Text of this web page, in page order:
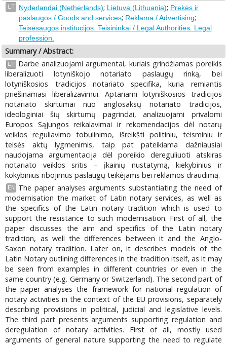
LT Nyderlandai (Netherlands); Lietuva (Lithuania); Prekės ir
paslaugos / Goods and services; Reklama / Advertising;
Teisėsaugos institucijos. Teisininkai / Legal Authorities. Legal
profession.
Summary / Abstract:
LT
Darbe analizuojami argumentai, kuriais grindžiamas poreikis
liberalizuoti lotyniškojo notariato paslaugų rinką, bei
lotyniškosios tradicijos notariato specifika, kuria remiantis
priešinamasi liberalizavimui. Aptariami lotyniškosios tradicijos
notariato skirtumai nuo anglosaksų notariato tradicijos,
ideologiniai šių skirtumų pagrindai, analizuojami privalomi
Europos Sąjungos reikalavimai ir rekomendacijos dėl notarų
veiklos reguliavimo tobulinimo, išreikšti politiniu, teisminiu ir
teisės aktų lygmenimis, taip pat pateikiama dažniausiai
naudojama argumentacija dėl poreikio dereguliuoti atskiras
notariato veiklos sritis – įkainių nustatymą, kiekybinius ir
kokybinius ribojimus paslaugų teikėjams bei reklamos draudimą.
EN
The paper analyses arguments substantiating the need of
modernisation the market of Latin notary services, as well as
the specifics of the Latin notary tradition which is used to
support the resistance to such modernisation. First of all, the
paper discusses the aim and specifics of the Latin notary
tradition, as well the differences between it and the Anglo-
Saxon notary tradition. Later on, it describes models of the
Latin Notary outlining differences in the tradition itself, as it may
be seen from examples in different countries or even in the
same country (e.g. Germany or Switzerland). The second part of
the paper analyses the framework for national regulation of
notary activities in the context of the EU provisions, separately
describing provisions in political, judicial and legislative levels.
The third part presents arguments supporting regulation and
deregulation of notary activities. First of all, mostly used
arguments of general nature supporting the need to regulate